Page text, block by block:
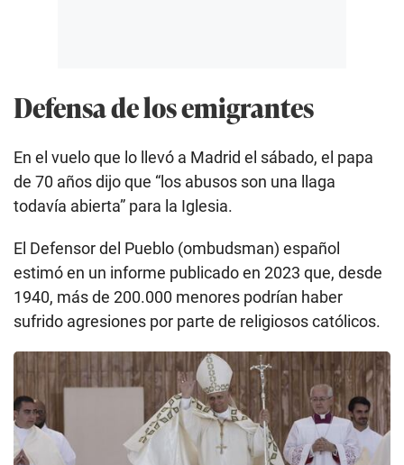
Defensa de los emigrantes
En el vuelo que lo llevó a Madrid el sábado, el papa
de 70 años dijo que “los abusos son una llaga
todavía abierta” para la Iglesia.
El Defensor del Pueblo (ombudsman) español
estimó en un informe publicado en 2023 que, desde
1940, más de 200.000 menores podrían haber
sufrido agresiones por parte de religiosos católicos.